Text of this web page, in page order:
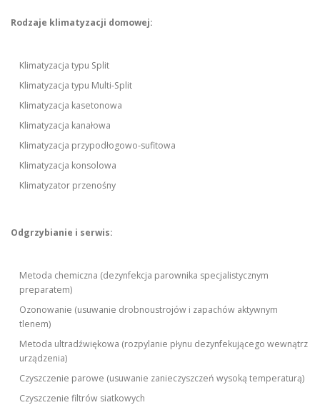
Rodzaje klimatyzacji domowej:
Klimatyzacja typu Split
Klimatyzacja typu Multi-Split
Klimatyzacja kasetonowa
Klimatyzacja kanałowa
Klimatyzacja przypodłogowo-sufitowa
Klimatyzacja konsolowa
Klimatyzator przenośny
Odgrzybianie i serwis:
Metoda chemiczna (dezynfekcja parownika specjalistycznym
preparatem)
Ozonowanie (usuwanie drobnoustrojów i zapachów aktywnym
tlenem)
Metoda ultradźwiękowa (rozpylanie płynu dezynfekującego wewnątrz
urządzenia)
Czyszczenie parowe (usuwanie zanieczyszczeń wysoką temperaturą)
Czyszczenie filtrów siatkowych